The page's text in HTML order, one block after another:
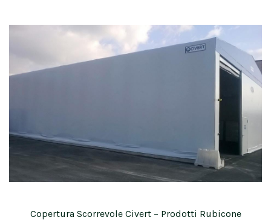
Copertura Scorrevole Civert – Prodotti Rubicone